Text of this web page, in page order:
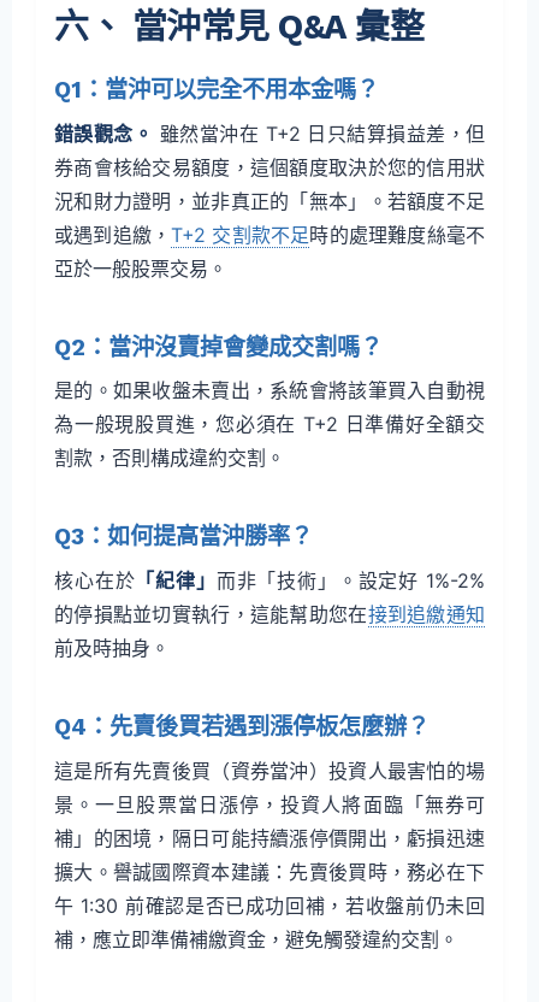
六、 當沖常見 Q&A 彙整
Q1：當沖可以完全不用本金嗎？
錯誤觀念。 雖然當沖在 T+2 日只結算損益差，但
券商會核給交易額度，這個額度取決於您的信用狀
況和財力證明，並非真正的「無本」。若額度不足
或遇到追繳，T+2 交割款不足時的處理難度絲毫不
亞於一般股票交易。
Q2：當沖沒賣掉會變成交割嗎？
是的。如果收盤未賣出，系統會將該筆買入自動視
為一般現股買進，您必須在 T+2 日準備好全額交
割款，否則構成違約交割。
Q3：如何提高當沖勝率？
核心在於 「紀律」 而非「技術」。設定好 1%-2%
的停損點並切實執行，這能幫助您在接到追繳通知
前及時抽身。
Q4：先賣後買若遇到漲停板怎麼辦？
這是所有先賣後買（資券當沖）投資人最害怕的場
景。一旦股票當日漲停，投資人將面臨「無券可
補」的困境，隔日可能持續漲停價開出，虧損迅速
擴大。譽誠國際資本建議：先賣後買時，務必在下
午 1:30 前確認是否已成功回補，若收盤前仍未回
補，應立即準備補繳資金，避免觸發違約交割。